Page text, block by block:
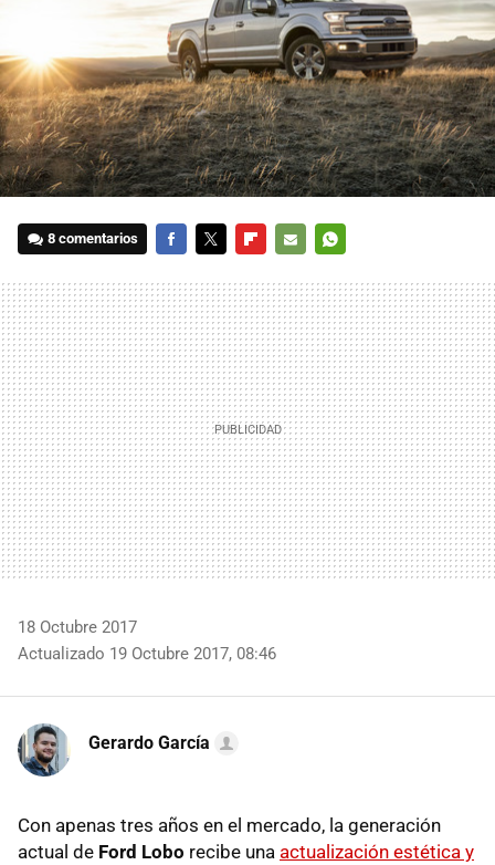
8 comentarios
MAIL
18 Octubre 2017
Actualizado 19 Octubre 2017, 08:46
Gerardo García
Con apenas tres años en el mercado, la generación
actual de Ford Lobo recibe una actualización estética y